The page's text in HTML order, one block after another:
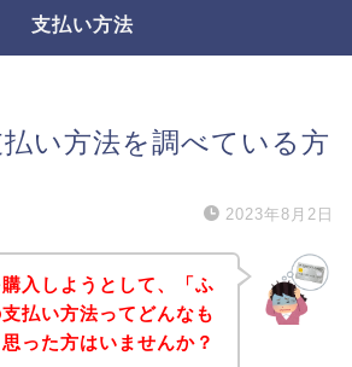
支払い方法
い方法を調べている方
2023年8月2日
入しようとして、「ふ
払い方法ってどんなも
った方はいませんか？